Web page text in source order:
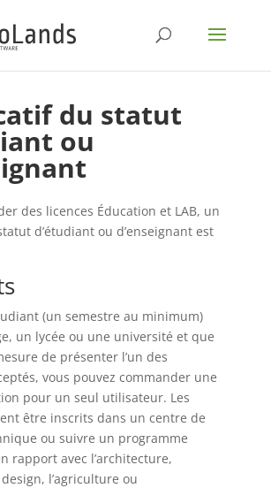
du statut
ou
des licences Éducation et LAB, un
d’étudiant ou d’enseignant est
(un semestre au minimum)
un lycée ou une université et que
de présenter l’un des
vous pouvez commander une
pour un seul utilisateur. Les
être inscrits dans un centre de
ou suivre un programme
rapport avec l’architecture,
l’agriculture ou